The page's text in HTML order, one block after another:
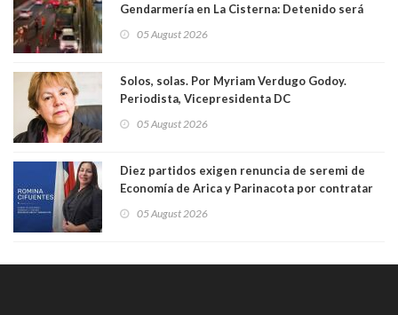
Gendarmería en La Cisterna: Detenido será
05 August 2026
Solos, solas. Por Myriam Verdugo Godoy.
Periodista, Vicepresidenta DC
05 August 2026
Diez partidos exigen renuncia de seremi de
Economía de Arica y Parinacota por contratar
una militante de RN, detenida con 47 kilos de
05 August 2026